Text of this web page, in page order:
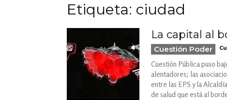
Etiqueta: ciudad
La capital al
Cuestión Poder
Cuestión Pública puso
alentadores; las
entre las EPS y la
de salud que está al